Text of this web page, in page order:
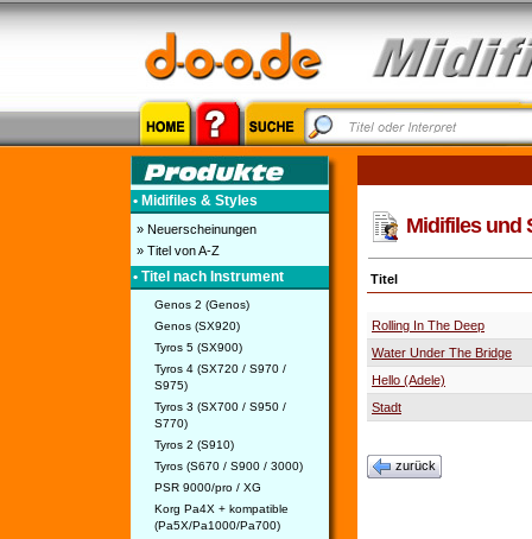
• Midifiles & Styles
» Neuerscheinungen
» Titel von A-Z
• Titel nach Instrument
Genos 2 (Genos)
Genos (SX920)
Tyros 5 (SX900)
Tyros 4 (SX720 / S970 /
S975)
Tyros 3 (SX700 / S950 /
S770)
Tyros 2 (S910)
Tyros (S670 / S900 / 3000)
PSR 9000/pro / XG
Korg Pa4X + kompatible
(Pa5X/Pa1000/Pa700)
Midifiles und
Titel
Rolling In The Deep
Water Under The Bridge
Hello (Adele)
Stadt
zurück